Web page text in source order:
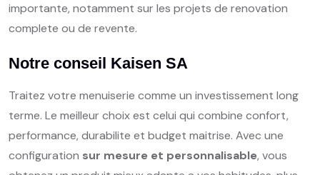
importante, notamment sur les projets de renovation
complete ou de revente.
Notre conseil Kaisen SA
Traitez votre menuiserie comme un investissement long
terme. Le meilleur choix est celui qui combine confort,
performance, durabilite et budget maitrise. Avec une
configuration sur mesure et personnalisable, vous